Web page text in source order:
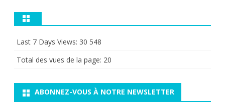
Last 7 Days Views: 30 548
Total des vues de la page: 20
ABONNEZ-VOUS À NOTRE NEWSLETTER